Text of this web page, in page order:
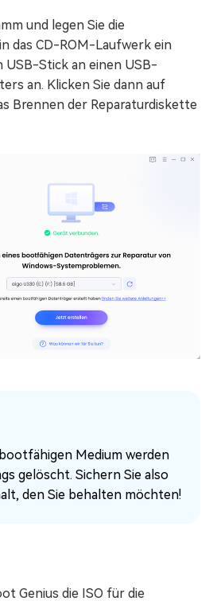
und legen Sie die
das CD-ROM-Laufwerk ein
USB-Stick an einen USB-
an. Klicken Sie dann auf
Brennen der Reparaturdiskette
Medium werden
gelöscht. Sichern Sie also
den Sie behalten möchten!
Genius die ISO für die